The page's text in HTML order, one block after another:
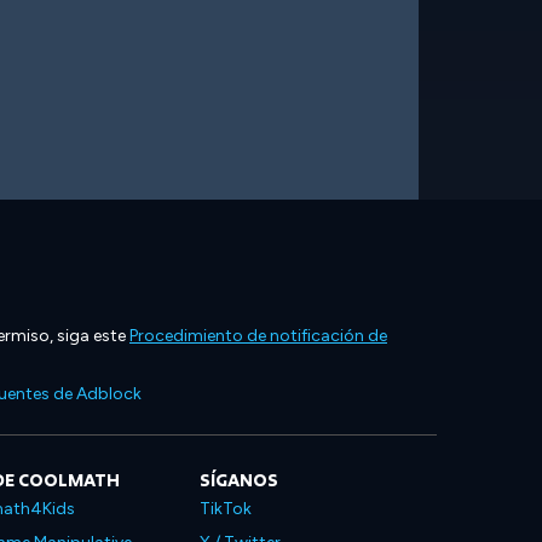
siga esteProcedimiento de notificación de
de Adblock
COOLMATH SÍGANOS
TikTok